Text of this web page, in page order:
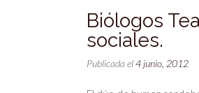
Biólogos
sociales.
Publicada el4 junio, 2012